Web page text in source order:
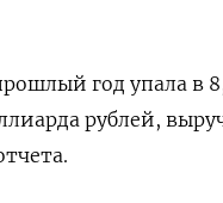
год упала в
рублей,